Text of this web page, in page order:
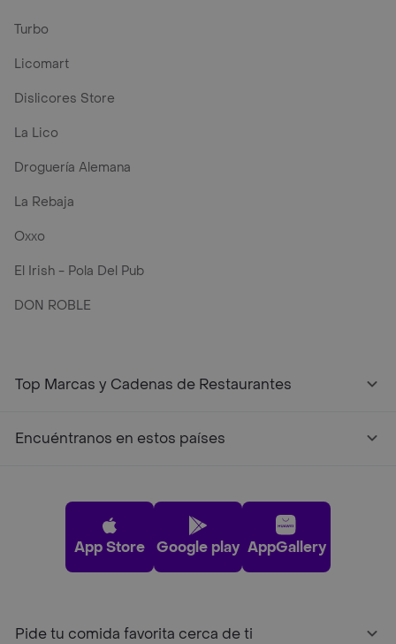
Turbo
Licomart
Dislicores Store
La Lico
Droguería Alemana
La Rebaja
Oxxo
El Irish - Pola Del Pub
DON ROBLE
Top Marcas y Cadenas de Restaurantes
Encuéntranos en estos países
App Store Google play AppGallery
Pide tu comida favorita cerca de ti